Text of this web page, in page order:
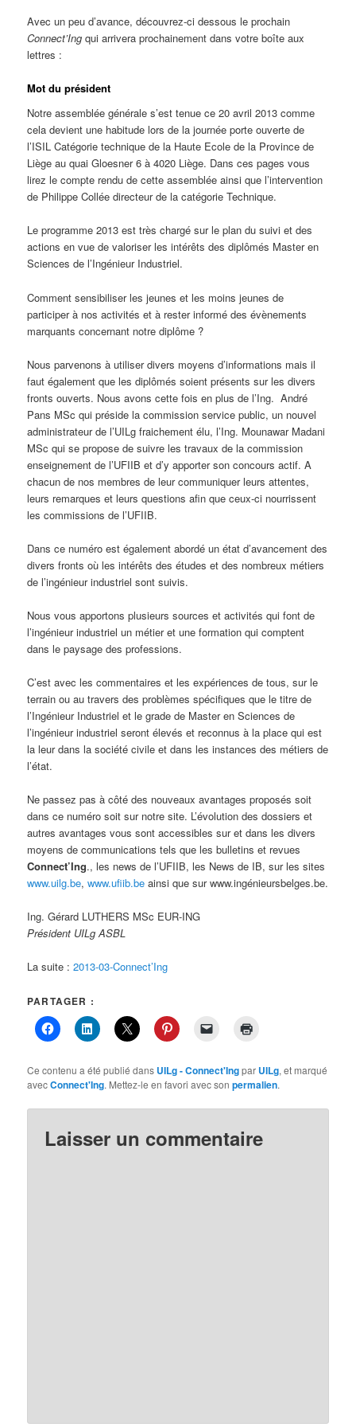
Avec un peu d’avance, découvrez-ci dessous le prochain
Connect’Ing qui arrivera prochainement dans votre boîte aux
lettres :
Mot du président
Notre assemblée générale s’est tenue ce 20 avril 2013 comme
cela devient une habitude lors de la journée porte ouverte de
l’ISIL Catégorie technique de la Haute Ecole de la Province de
Liège au quai Gloesner 6 à 4020 Liège. Dans ces pages vous
lirez le compte rendu de cette assemblée ainsi que l’intervention
de Philippe Collée directeur de la catégorie Technique.
Le programme 2013 est très chargé sur le plan du suivi et des
actions en vue de valoriser les intérêts des diplômés Master en
Sciences de l’Ingénieur Industriel.
Comment sensibiliser les jeunes et les moins jeunes de
participer à nos activités et à rester informé des évènements
marquants concernant notre diplôme ?
Nous parvenons à utiliser divers moyens d’informations mais il
faut également que les diplômés soient présents sur les divers
fronts ouverts. Nous avons cette fois en plus de l’Ing. André
Pans MSc qui préside la commission service public, un nouvel
administrateur de l’UILg fraichement élu, l’Ing. Mounawar Madani
MSc qui se propose de suivre les travaux de la commission
enseignement de l’UFIIB et d’y apporter son concours actif. A
chacun de nos membres de leur communiquer leurs attentes,
leurs remarques et leurs questions afin que ceux-ci nourrissent
les commissions de l’UFIIB.
Dans ce numéro est également abordé un état d’avancement des
divers fronts où les intérêts des études et des nombreux métiers
de l’ingénieur industriel sont suivis.
Nous vous apportons plusieurs sources et activités qui font de
l’ingénieur industriel un métier et une formation qui comptent
dans le paysage des professions.
C’est avec les commentaires et les expériences de tous, sur le
terrain ou au travers des problèmes spécifiques que le titre de
l’Ingénieur Industriel et le grade de Master en Sciences de
l’ingénieur industriel seront élevés et reconnus à la place qui est
la leur dans la société civile et dans les instances des métiers de
l’état.
Ne passez pas à côté des nouveaux avantages proposés soit
dans ce numéro soit sur notre site. L’évolution des dossiers et
autres avantages vous sont accessibles sur et dans les divers
moyens de communications tels que les bulletins et revues
Connect’Ing., les news de l’UFIIB, les News de IB, sur les sites
www.uilg.be,www.ufiib.be ainsi que sur www.ingénieursbelges.be.
Ing. Gérard LUTHERS MSc EUR-ING
Président UILg ASBL
La suite :2013-03-Connect’Ing
PARTAGER :
Ce contenu a été publié dans UILg - Connect'Ingpar UILg, et marqué
avecConnect'Ing. Mettez-le en favori avec sonpermalien.
Laisser un commentaire